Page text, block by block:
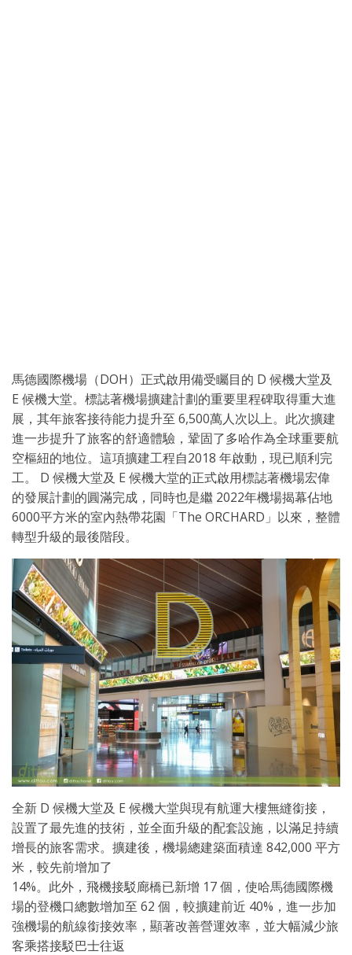
馬德國際機場（DOH）正式啟用備受矚目的 D 候機大堂及
E 候機大堂。標誌著機場擴建計劃的重要里程碑取得重大進
展，其年旅客接待能力提升至 6,500萬人次以上。此次擴建
進一步提升了旅客的舒適體驗，鞏固了多哈作為全球重要航
空樞紐的地位。這項擴建工程自2018 年啟動，現已順利完
工。 D 候機大堂及 E 候機大堂的正式啟用標誌著機場宏偉
的發展計劃的圓滿完成，同時也是繼 2022年機場揭幕佔地
6000平方米的室內熱帶花園「The ORCHARD」以來，整體
轉型升級的最後階段。
全新 D 候機大堂及 E 候機大堂與現有航運大樓無縫銜接，
設置了最先進的技術，並全面升級的配套設施，以滿足持續
增長的旅客需求。擴建後，機場總建築面積達 842,000 平方
米，較先前增加了
14%。此外，飛機接駁廊橋已新增 17 個，使哈馬德國際機
場的登機口總數增加至 62 個，較擴建前近 40%，進一步加
強機場的航線銜接效率，顯著改善營運效率，並大幅減少旅
客乘搭接駁巴士往返